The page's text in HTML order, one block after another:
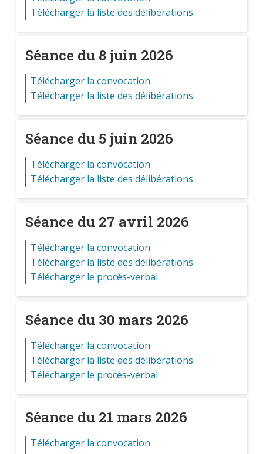
Télécharger la liste des délibérations
Séance du 8 juin 2026
Télécharger la convocation
Télécharger la liste des délibérations
Séance du 5 juin 2026
Télécharger la convocation
Télécharger la liste des délibérations
Séance du 27 avril 2026
Télécharger la convocation
Télécharger la liste des délibérations
Télécharger le procès-verbal
Séance du 30 mars 2026
Télécharger la convocation
Télécharger la liste des délibérations
Télécharger le procès-verbal
Séance du 21 mars 2026
Télécharger la convocation